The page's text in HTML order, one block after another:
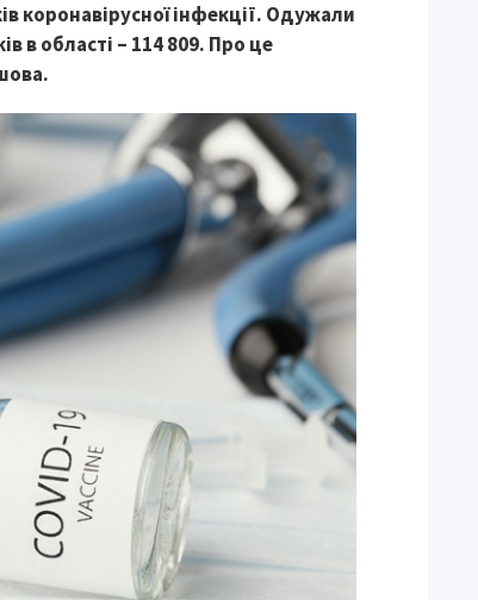
коронавірусної інфекції. Одужали
в області – 114 809. Про це